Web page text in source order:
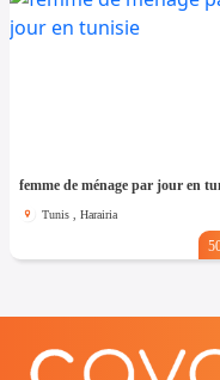
femme de ménage par jour en
Tunis , Harairia